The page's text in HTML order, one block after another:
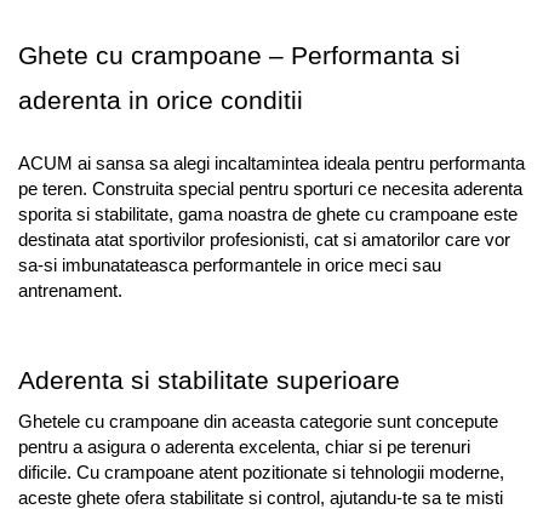
Ghete cu crampoane – Performanta si
aderenta in orice conditii
ACUM ai sansa sa alegi incaltamintea ideala pentru performanta
pe teren. Construita special pentru sporturi ce necesita aderenta
sporita si stabilitate, gama noastra de ghete cu crampoane este
destinata atat sportivilor profesionisti, cat si amatorilor care vor
sa-si imbunatateasca performantele in orice meci sau
antrenament.
Aderenta si stabilitate superioare
Ghetele cu crampoane din aceasta categorie sunt concepute
pentru a asigura o aderenta excelenta, chiar si pe terenuri
dificile. Cu crampoane atent pozitionate si tehnologii moderne,
aceste ghete ofera stabilitate si control, ajutandu-te sa te misti